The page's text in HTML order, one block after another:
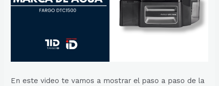
En este video te vamos a mostrar el paso a paso de la